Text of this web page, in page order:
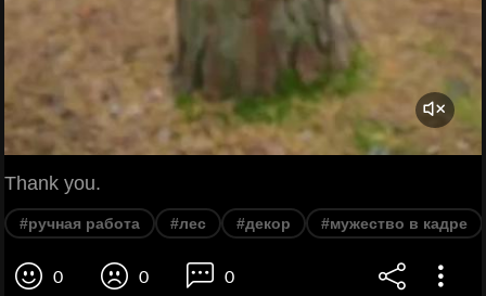
Thank you.
#ручная работа #лес #декор #мужество в кадре
0 0 0